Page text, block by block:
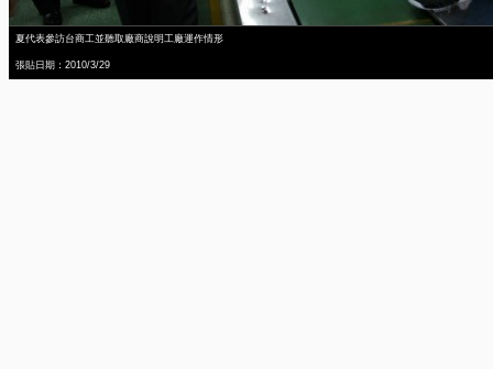
夏代表參訪台商工並聽取廠商說明工廠運作情形
張貼日期：2010/3/29